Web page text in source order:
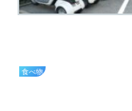
食べ物